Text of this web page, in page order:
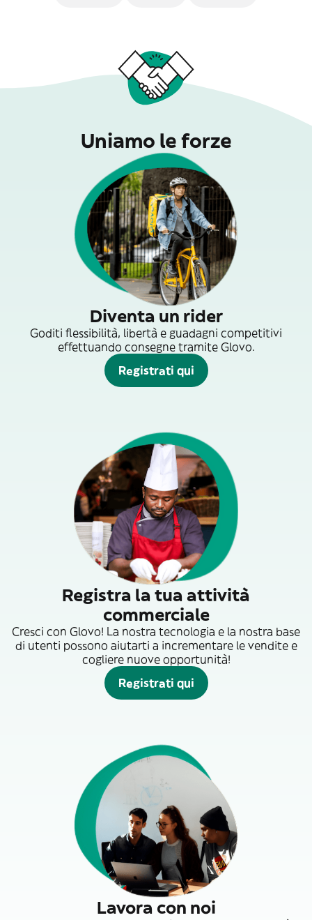
Uniamo le forze
Diventa un rider
Goditi flessibilità, libertà e guadagni competitivi
effettuando consegne tramite Glovo.
Registrati qui
Registra la tua attività
commerciale
Cresci con Glovo! La nostra tecnologia e la nostra base
di utenti possono aiutarti a incrementare le vendite e
cogliere nuove opportunità!
Registrati qui
Lavora con noi